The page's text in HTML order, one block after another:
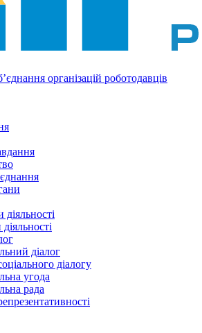
організацій роботодавців
діалог
діалогу
угода
рада